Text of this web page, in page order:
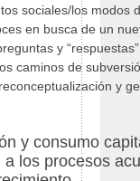
sociales/los modos
en busca de un
y
caminos de
y
y consumo
los procesos